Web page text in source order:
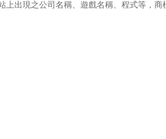
上出現之公司名稱、遊戲名稱、程式等，